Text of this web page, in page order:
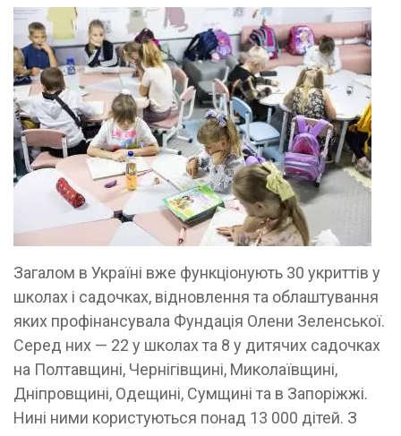
Загалом в Україні вже функціонують 30 укриттів у
школах і садочках, відновлення та облаштування
яких профінансувала Фундація Олени Зеленської.
Серед них — 22 у школах та 8 у дитячих садочках
на Полтавщині, Чернігівщині, Миколаївщині,
Дніпровщині, Одещині, Сумщині та в Запоріжжі.
Нині ними користуються понад 13 000 дітей. З